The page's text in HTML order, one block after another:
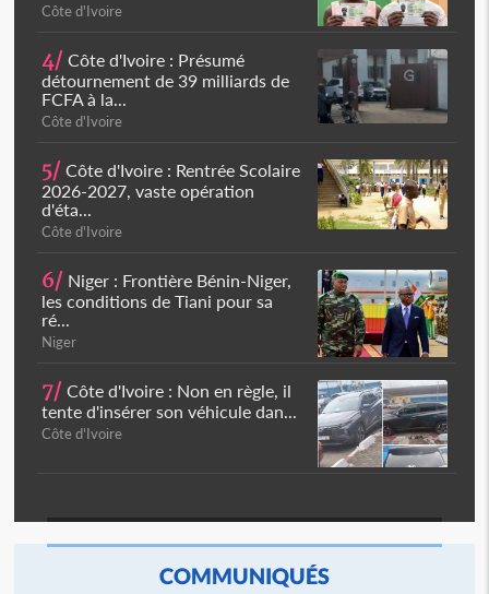
Côte d'Ivoire
4/ Côte d'Ivoire : Présumé
détournement de 39 milliards de
FCFA à la...
Côte d'Ivoire
5/ Côte d'Ivoire : Rentrée Scolaire
2026-2027, vaste opération
d'éta...
Côte d'Ivoire
6/ Niger : Frontière Bénin-Niger,
les conditions de Tiani pour sa
ré...
Niger
7/ Côte d'Ivoire : Non en règle, il
tente d'insérer son véhicule dan...
Côte d'Ivoire
COMMUNIQUÉS